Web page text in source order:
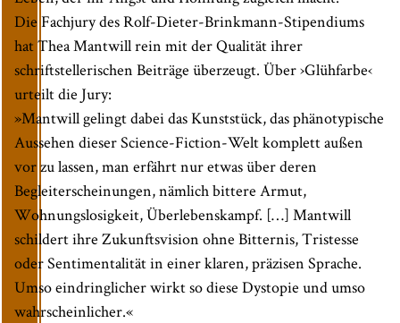
Die Fachjury des Rolf-Dieter-Brinkmann-Stipendiums
hat Thea Mantwill rein mit der Qualität ihrer
schriftstellerischen Beiträge überzeugt. Über ›Glühfarbe‹
urteilt die Jury:
»Mantwill gelingt dabei das Kunststück, das phänotypische
Aussehen dieser Science-Fiction-Welt komplett außen
vor zu lassen, man erfährt nur etwas über deren
Begleiterscheinungen, nämlich bittere Armut,
Wohnungslosigkeit, Überlebenskampf. […] Mantwill
schildert ihre Zukunftsvision ohne Bitternis, Tristesse
oder Sentimentalität in einer klaren, präzisen Sprache.
Umso eindringlicher wirkt so diese Dystopie und umso
wahrscheinlicher.«